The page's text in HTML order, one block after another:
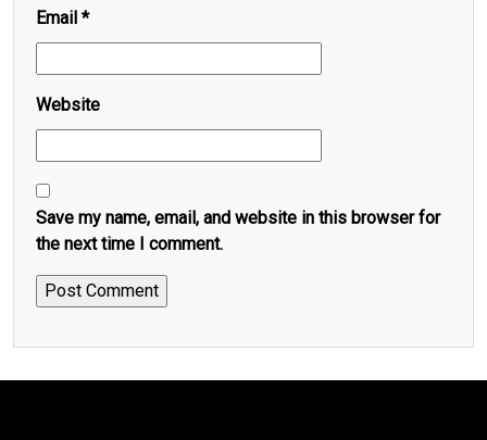
Email *
Website
Save my name, email, and website in this browser for
the next time I comment.